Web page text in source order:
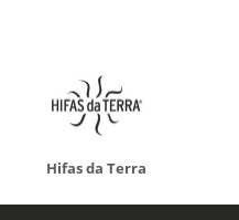
Hifas da Terra